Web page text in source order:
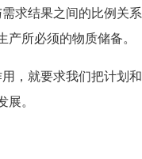
求结果之间的比例关系
所必须的物质储备。
，就要求我们把计划
。